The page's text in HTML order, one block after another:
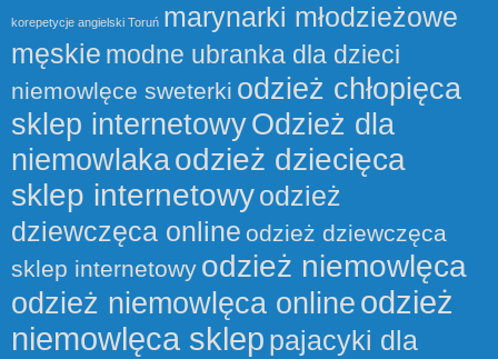
korepetycje angielski Toruń marynarki młodzieżowe
męskie modne ubranka dla dzieci
niemowlęce sweterki odzież chłopięca
sklep internetowyOdzież dla
niemowlakaodzież dziecięca
sklep internetowyodzież
dziewczęca online odzież dziewczęca
sklep internetowy odzież niemowlęca
odzież niemowlęca online odzież
niemowlęca sklep pajacyki dla